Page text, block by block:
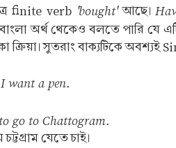
finite verb 'bought'আছে।
অর্থ থেকেও বলতে পারি যে এটি
ক্রিয়া। সুতরাং বাক্যটিকে
I want a pen.
go to Chattogram.
যেতে চাই।